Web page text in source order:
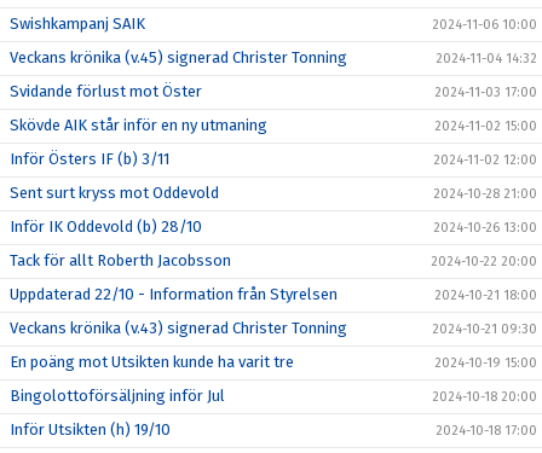
Swishkampanj SAIK 2024-11-06 10:00
Veckans krönika (v.45) signerad Christer Tonning 2024-11-04 14:32
Svidande förlust mot Öster 2024-11-03 17:00
Skövde AIK står inför en ny utmaning 2024-11-02 15:00
Inför Östers IF (b) 3/11 2024-11-02 12:00
Sent surt kryss mot Oddevold 2024-10-28 21:00
Inför IK Oddevold (b) 28/10 2024-10-26 13:00
Tack för allt Roberth Jacobsson 2024-10-22 20:00
Uppdaterad 22/10 - Information från Styrelsen 2024-10-21 18:00
Veckans krönika (v.43) signerad Christer Tonning 2024-10-21 09:30
En poäng mot Utsikten kunde ha varit tre 2024-10-19 15:00
Bingolottoförsäljning inför Jul 2024-10-18 20:00
Inför Utsikten (h) 19/10 2024-10-18 17:00